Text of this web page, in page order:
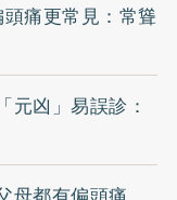
痛更常見：常聳
元凶」易誤診：